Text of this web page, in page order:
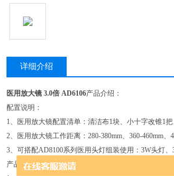
详细介绍
医用放大镜 3.0倍 AD6106产品介绍：
配置说明：
1、医用放大镜配置清单：清洁布1块、小十字改锥1把
2、医用放大镜工作距离：280-380mm、360-460mm、
3、可搭配AD8100系列医用头灯组装使用：3W头灯、
产品特点：